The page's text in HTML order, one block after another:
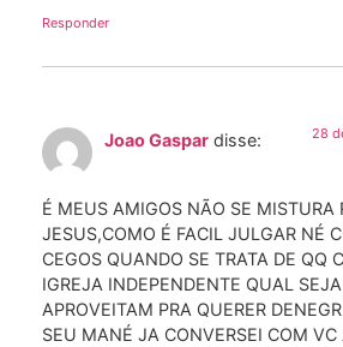
Responder
Joao Gaspar disse: 28
É MEUS AMIGOS NÃO SE MISTURA
JESUS,COMO É FACIL JULGAR NÉ
CEGOS QUANDO SE TRATA DE QQ
IGREJA INDEPENDENTE QUAL
APROVEITAM PRA QUERER
SEU MANÉ JA CONVERSEI COM